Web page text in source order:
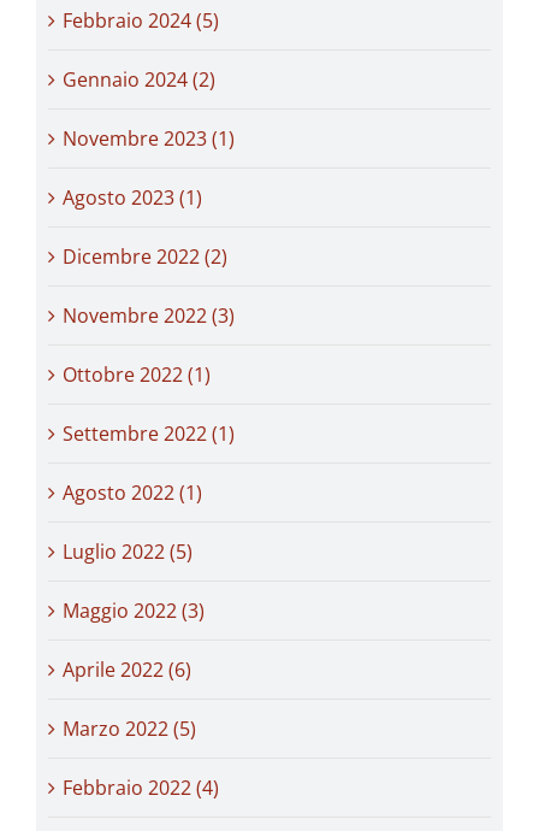
Febbraio 2024 (5)
Gennaio 2024 (2)
Novembre 2023 (1)
Agosto 2023 (1)
Dicembre 2022 (2)
Novembre 2022 (3)
Ottobre 2022 (1)
Settembre 2022 (1)
Agosto 2022 (1)
Luglio 2022 (5)
Maggio 2022 (3)
Aprile 2022 (6)
Marzo 2022 (5)
Febbraio 2022 (4)